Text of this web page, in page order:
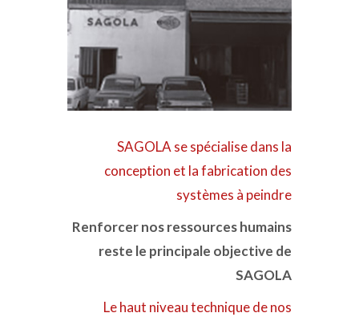
SAGOLA se spécialise dans la
conception et la fabrication des
systèmes à peindre
Renforcer nos ressources humains
reste le principale objective de
SAGOLA
Le haut niveau technique de nos